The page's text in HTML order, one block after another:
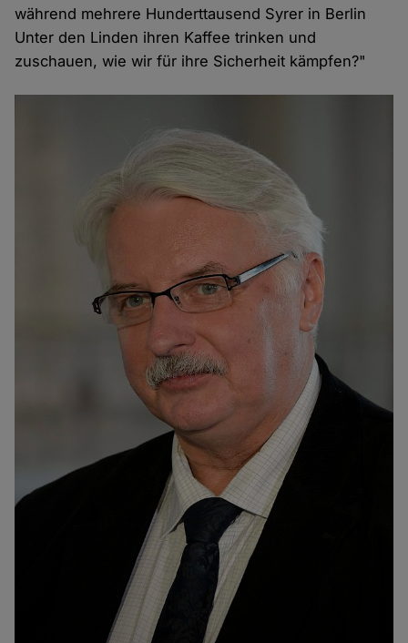
während mehrere Hunderttausend Syrer in Berlin
Unter den Linden ihren Kaffee trinken und
zuschauen, wie wir für ihre Sicherheit kämpfen?"